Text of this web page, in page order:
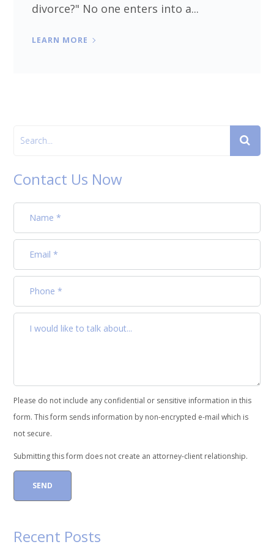
divorce?" No one enters into a...
LEARN MORE
Contact Us Now
Please do not include any confidential or sensitive information in this
form. This form sends information by non-encrypted e-mail which is
not secure.
Submitting this form does not create an attorney-client relationship.
Recent Posts